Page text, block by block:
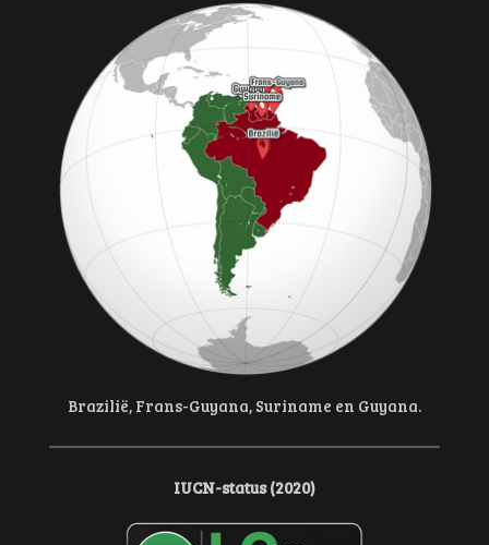
Brazilië, Frans-Guyana, Suriname en Guyana.
IUCN-status (2020)